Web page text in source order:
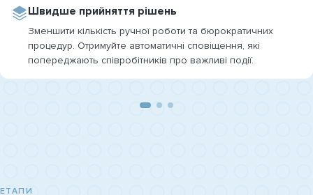
Швидше прийняття рішень
Зменшити кількість ручної роботи та бюрократичних
процедур. Отримуйте автоматичні сповіщення, які
попереджають співробітників про важливі події.
ЕТАПИ